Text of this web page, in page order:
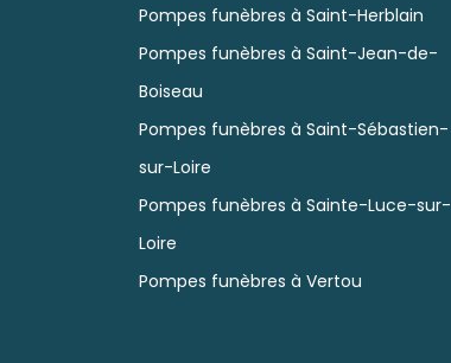
Pompes funèbres à Saint-Herblain
Pompes funèbres à Saint-Jean-de-
Boiseau
Pompes funèbres à Saint-Sébastien-
sur-Loire
Pompes funèbres à Sainte-Luce-sur-
Loire
Pompes funèbres à Vertou